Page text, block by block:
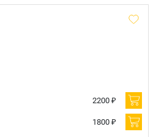
2200 ₽
1800 ₽